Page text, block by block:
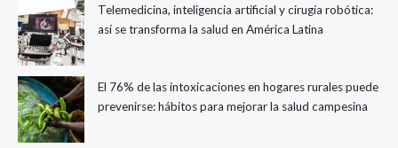
Telemedicina, inteligencia artificial y cirugía robótica:
así se transforma la salud en América Latina
El 76% de las intoxicaciones en hogares rurales puede
prevenirse: hábitos para mejorar la salud campesina